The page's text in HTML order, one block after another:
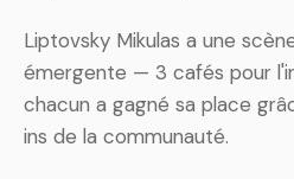
Liptovsky Mikulas a une
émergente — 3 cafés pour
chacun a gagné sa place
ins de la communauté.